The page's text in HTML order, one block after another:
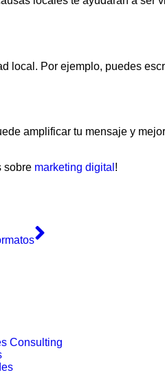
local. Por ejemplo, puedes
amplificar tu mensaje y
sobre marketing digital !
Consulting